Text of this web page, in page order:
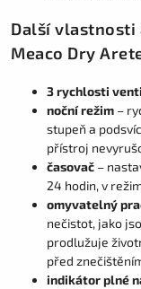
Další vlastnosti
Meaco Dry
3 rychlosti
noční režim –
stupeň a
přístroj
časovač –
24 hodin, v
omyvatelný
nečistot, jako
prodlužuje
před
indikátor plné